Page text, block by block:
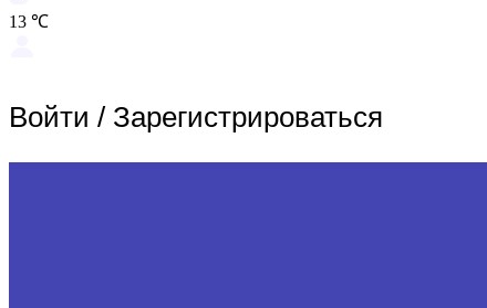
13 ℃
Войти / Зарегистрироваться